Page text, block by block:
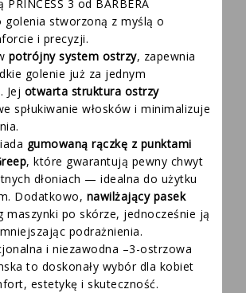
PRINCESS 3 od BARBERA
golenia stworzoną z myślą o
i precyzji.
potrójny system ostrzy, zapewnia
golenie już za jednym
Jej otwarta struktura ostrzy
spłukiwanie włosków i minimalizuje
gumowaną rączkę z punktami
, które gwarantują pewny chwyt
dłoniach — idealna do użytku
Dodatkowo, nawilżający pasek
maszynki po skórze, jednocześnie ją
podrażnienia.
i niezawodna –3-ostrzowa
to doskonały wybór dla kobiet
estetykę i skuteczność.